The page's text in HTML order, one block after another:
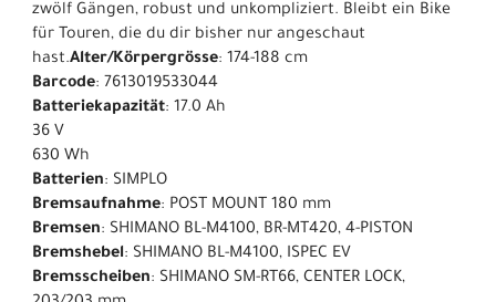
zwölf Gängen, robust und unkompliziert. Bleibt ein Bike
für Touren, die du dir bisher nur angeschaut
hast.Alter/Körpergrösse: 174-188 cm
Barcode: 7613019533044
Batteriekapazität: 17.0 Ah
36 V
630 Wh
Batterien: SIMPLO
Bremsaufnahme: POST MOUNT 180 mm
Bremsen: SHIMANO BL-M4100, BR-MT420, 4-PISTON
Bremshebel: SHIMANO BL-M4100, ISPEC EV
Bremsscheiben: SHIMANO SM-RT66, CENTER LOCK,